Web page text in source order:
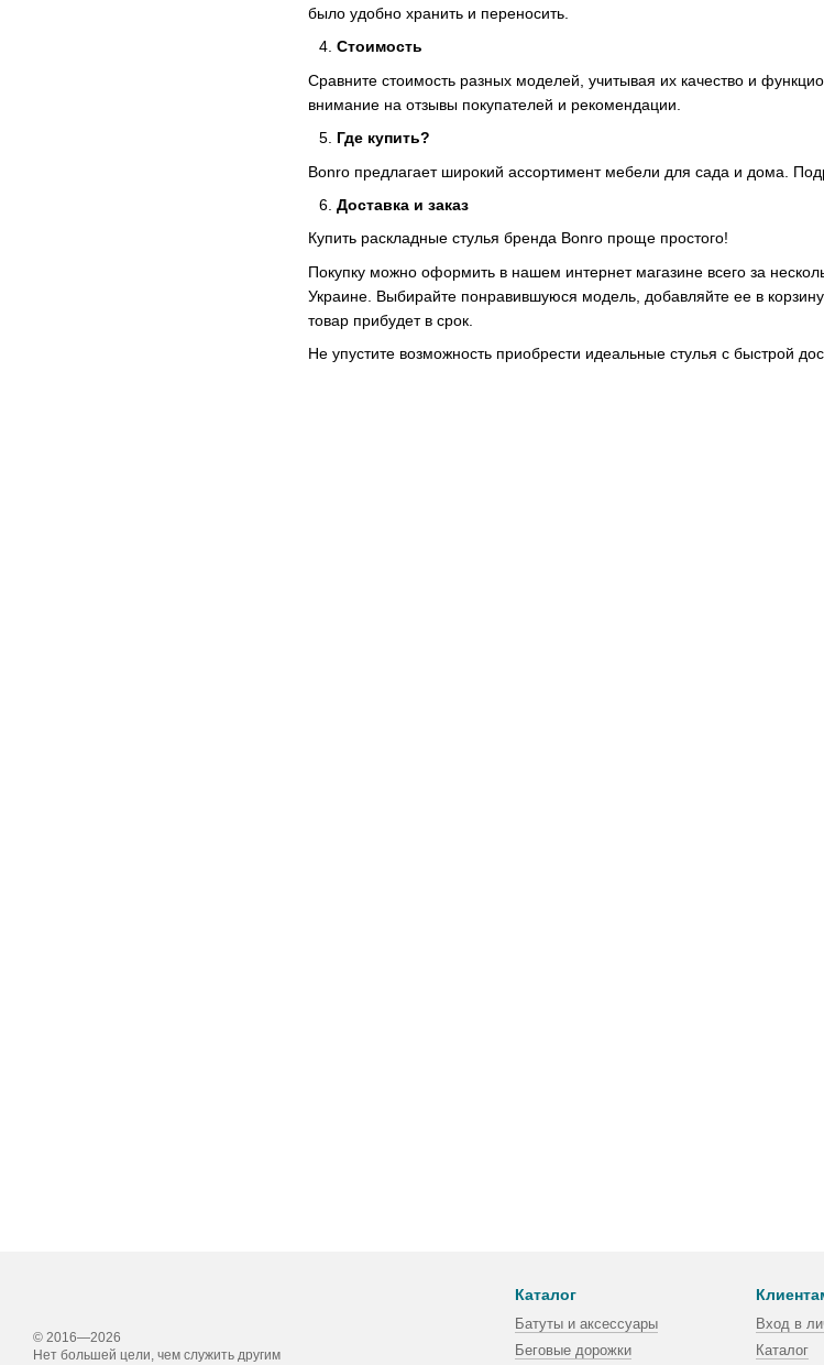
было удобно хранить и переносить.
Стоимость
Сравните стоимость разных моделей, учитывая их качество и
внимание на отзывы покупателей и рекомендации.
Где купить?
Bonro предлагает широкий ассортимент мебели для сада и дома.
Доставка и заказ
Купить раскладные стулья бренда Bonro проще простого!
Покупку можно оформить в нашем интернет магазине всего за
Украине. Выбирайте понравившуюся модель, добавляйте ее в
товар прибудет в срок.
Не упустите возможность приобрести идеальные стулья с быстрой
© 2016—2026
Нет большей цели, чем служить другим
Каталог
Батуты и аксессуары
Беговые дорожки
Вход в
Каталог